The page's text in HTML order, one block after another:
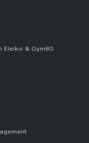
Eleiko & Gym80